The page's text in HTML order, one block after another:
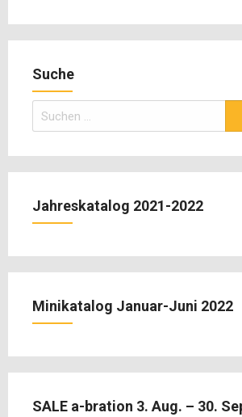
Suche
Suchen
nach:
Jahreskatalog 2021-2022
Minikatalog Januar-Juni 2022
SALE a-bration 3. Aug. – 30.